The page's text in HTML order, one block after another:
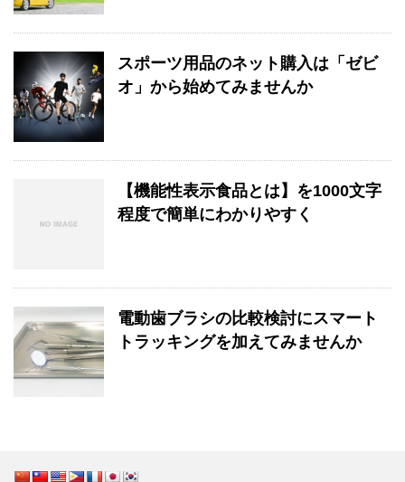
スポーツ用品のネット購入は「ゼビ
オ」から始めてみませんか
【機能性表示食品とは】を1000文字
程度で簡単にわかりやすく
電動歯ブラシの比較検討にスマート
トラッキングを加えてみませんか